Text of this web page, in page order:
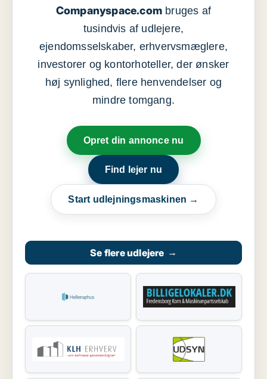
Companyspace.com bruges af
tusindvis af udlejere,
ejendomsselskaber, erhvervsmæglere,
investorer og kontorhoteller, der ønsker
høj synlighed, flere henvendelser og
mindre tomgang.
Opret din annonce nu
Find lejer nu
Start udlejningsmaskinen →
Se flere udlejere →